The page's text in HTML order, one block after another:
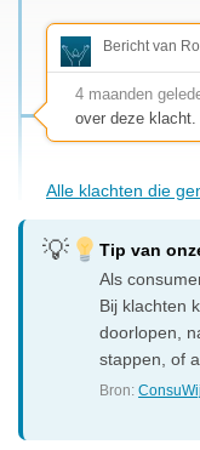
Bericht van
4 maanden
over deze klacht.
Alle klachten die
Tip van
Als
Bij klachten
doorlopen,
stappen, of
Bron: